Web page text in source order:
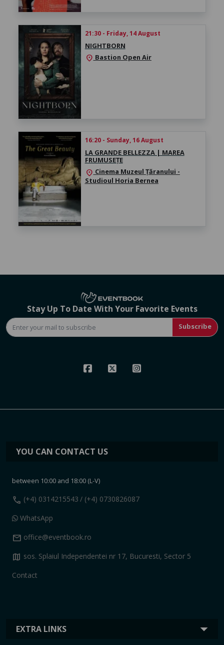
21:30 - Friday, 14 August
NIGHTBORN
location_on Bastion Open Air
16:20 - Sunday, 16 August
LA GRANDE BELLEZZA | MAREA
FRUMUSEȚE
location_on Cinema Muzeul Țăranului -
Studioul Horia Bernea
Stay Up To Date With Your Favorite Events
Subscribe
EXTRA LINKS
YOU CAN CONTACT US
between 10:00 and 18:00 (L-V)
call (+4) 0314215543 / (+4) 0730826087
WhatsApp
mail office@eventbook.ro
map sos. Splaiul Independentei nr 17, Bucuresti, Sector 5
Contact